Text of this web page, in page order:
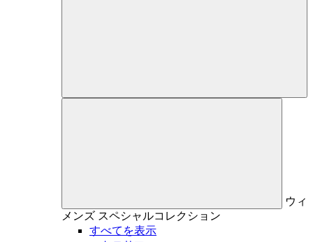
ウィ
メンズ スペシャルコレクション
すべてを表示